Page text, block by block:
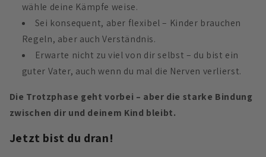
wähle deine Kämpfe weise.
Sei konsequent, aber flexibel – Kinder brauchen
Regeln, aber auch Verständnis.
Erwarte nicht zu viel von dir selbst – du bist ein
guter Vater, auch wenn du mal die Nerven verlierst.
Die Trotzphase geht vorbei – aber die starke Bindung
zwischen dir und deinem Kind bleibt.
Jetzt bist du dran!